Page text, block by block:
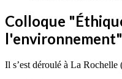
Colloque
l'environnement"
Il s’est déroulé à La